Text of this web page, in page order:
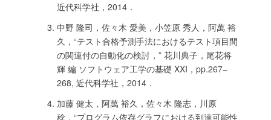
近代科学社，2014．
中野 隆司，佐々木 愛美，小笠原 秀人，阿萬 裕
久，“テスト合格予測手法におけるテスト項目間
の関連付の自動化の検討，” 花川典子，尾花将
輝 編 ソフトウェア工学の基礎 XXI，pp.267–
268, 近代科学社，2014．
加藤 健太，阿萬 裕久，佐々木 隆志，川原
稔，“プログラム依存グラフにおける到達可能性